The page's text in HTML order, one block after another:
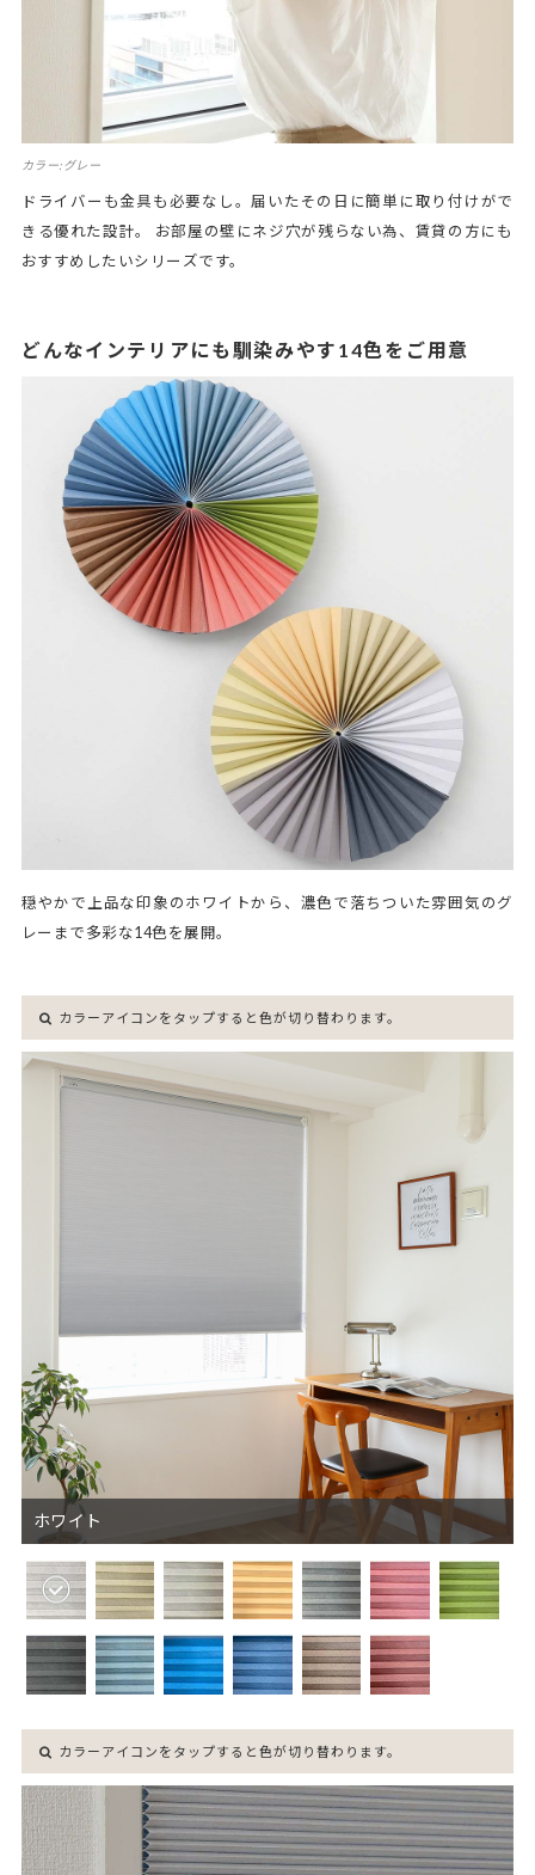
カラー:グレー
ドライバーも金具も必要なし。届いたその日に簡単に取り付けがで
きる優れた設計。 お部屋の壁にネジ穴が残らない為、賃貸の方にも
おすすめしたいシリーズです。
どんなインテリアにも馴染みやす14色をご用意
穏やかで上品な印象のホワイトから、濃色で落ちついた雰囲気のグ
レーまで多彩な14色を展開。
カラーアイコンをタップすると色が切り替わります。
ホワイト
カラーアイコンをタップすると色が切り替わります。